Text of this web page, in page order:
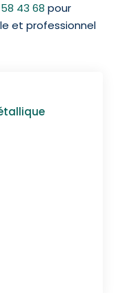
43 68 pour
et professionnel